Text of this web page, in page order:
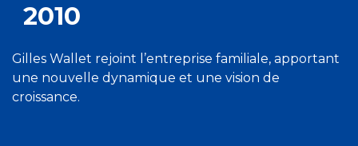
2010
Gilles Wallet rejoint l’entreprise familiale, apportant
une nouvelle dynamique et une vision de
croissance.